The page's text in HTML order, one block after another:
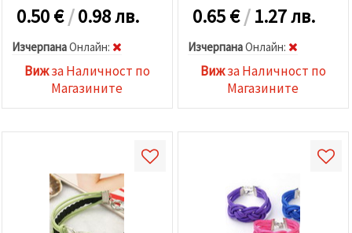
0.50€/0.98 лв.
ИзчерпанаOнлайн:
Вижза Наличност по
Магазините
0.65€/1.27 лв.
ИзчерпанаOнлайн:
Вижза Наличност по
Магазините